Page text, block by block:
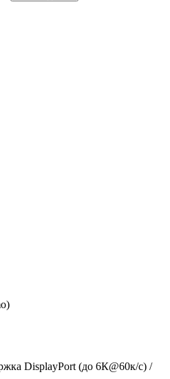
DisplayPort (до 6К@60к/с) /